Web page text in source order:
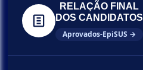
RELAÇÃO FINAL
DOS CANDIDATOS
Aprovados-EpiSUS →